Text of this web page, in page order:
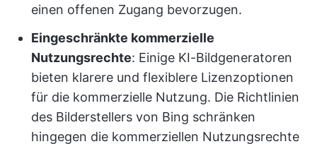
einen offenen Zugang bevorzugen.
Eingeschränkte kommerzielle
Nutzungsrechte: Einige KI-Bildgeneratoren
bieten klarere und flexiblere Lizenzoptionen
für die kommerzielle Nutzung. Die Richtlinien
des Bilderstellers von Bing schränken
hingegen die kommerziellen Nutzungsrechte